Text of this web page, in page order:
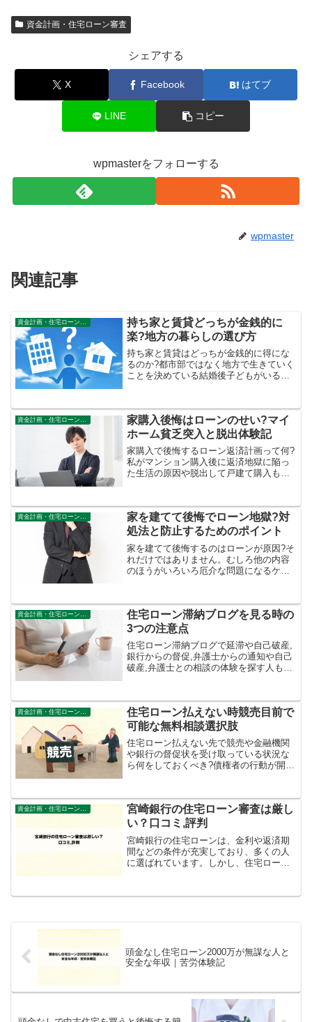
資金計画・住宅ローン審査
シェアする
X Facebook はてブ
LINE コピー
wpmasterをフォローする
wpmaster
関連記事
持ち家と賃貸どっちが金銭的に
楽?地方の暮らしの選び方
持ち家と賃貸はどっちが金銭的に得にな
るのか?都市部ではなく地方で生きていく
ことを決めている結婚後子どもがいる家
家購入後悔はローンのせい?マイ
ホーム貧乏突入と脱出体験記
家購入で後悔するローン返済計画って何?
私がマンション購入後に返済地獄に陥っ
た生活の原因や脱出して戸建て購入も経
資金計画・住宅ローン審査
家を建てて後悔でローン地獄?対
処法と防止するためのポイント
家を建てて後悔するのはローンが原因?そ
れだけではありません。むしろ他の内容
のほうがいろいろ厄介な問題になるケー
えてこない準備や対策を購入経験者が解
説。
住宅ローン滞納ブログを見る時の
3つの注意点
住宅ローン滞納ブログで延滞や自己破産,
銀行からの督促,弁護士からの通知や自己
破産,弁護士との相談の体験を探す人も実
大切な事がある。一括では難しい現実に
自宅を守るために何を見ておくべきか?
住宅ローン払えない時競売目前で
可能な無料相談選択肢
住宅ローン払えない先で競売や金融機関
や銀行の督促状を受け取っている状況な
ら何をしておくべき?債権者の行動が開始
月の滞納からどこか危機感を持ち対応で
きる方法をまずは知っておきましょう。
資金計画・住宅ローン審査
宮崎銀行の住宅ローン審査は厳し
い？口コミ,評判
宮崎銀行の住宅ローンは、金利や返済期
間などの条件が充実しており、多くの人
に選ばれています。しかし、住宅ローン
います。今回の記事では、宮崎銀行の住
頭金なし住宅ローン2000万が無謀な人と
安全な年収｜苦労体験記